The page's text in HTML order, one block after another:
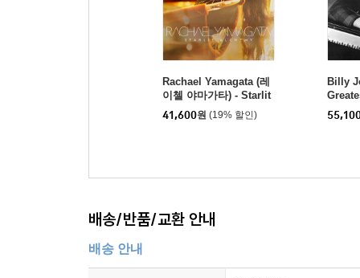
Rachael Yamagata (레
이첼 야마가타) - Starlit
Alchemy [LP]
41,600원 (19% 할인)
Billy
& II
배송/반품/교환 안내
배송 안내